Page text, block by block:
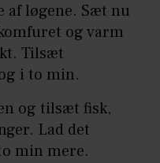
af løgene. Sæt nu
og varm
Tilsæt
i to min.
og tilsæt fisk,
Lad det
min mere.